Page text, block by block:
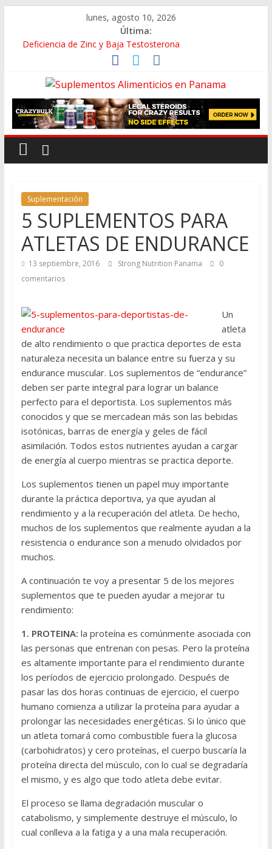
lunes, agosto 10, 2026
Última:
Deficiencia de Zinc y Baja Testosterona
Beneficios de Caminar En Vez de Correr
Rutina de Alta Intensidad Para Músculo en las Pantorrillas
¡HOLA! – CÓMO ESTÁS? SOY LA ANSIEDAD
Suplementación
5 SUPLEMENTOS PARA
ATLETAS DE ENDURANCE
13 septiembre, 2016 Strong Nutrition Panama
0
comentarios
Un
atleta
de alto rendimiento o que practica deportes de esta
naturaleza necesita un balance entre su fuerza y su
endurance muscular. Los suplementos de “endurance”
deben ser parte integral para lograr un balance
perfecto para el deportista. Los suplementos más
conocidos y que se mercadean más son las bebidas
isotónicas, barras de energía y geles de fácil
asimilación. Todos estos nutrientes ayudan a cargar
de energía al cuerpo mientras se practica deporte.
Los suplementos tienen un papel muy importante
durante la práctica deportiva, ya que ayudan al
rendimiento y a la recuperación del atleta. De hecho,
muchos de los suplementos que realmente ayudan a la
resistencia o endurance son a menudo olvidados por
muchos.
A continuación te voy a presentar 5 de los mejores
suplementos que te pueden ayudar a mejorar tu
rendimiento:
1. PROTEINA: la proteína es comúnmente asociada con
las personas que entrenan con pesas. Pero la proteína
es altamente importante para el rendimiento durante
los períodos de ejercicio prolongado. Después de
pasar las dos horas continuas de ejercicio, el cuerpo
humano comienza a utilizar la proteína para ayudar a
prolongar las necesidades energéticas. Si lo único que
un atleta tomará como combustible fuera la glucosa
(carbohidratos) y cero proteínas, el cuerpo buscaría la
proteína directa del músculo, con lo cual se degradaría
el mismo, y es algo que todo atleta debe evitar.
El proceso se llama degradación muscular o
catabolismo, y simplemente destruye el músculo, lo
cual conlleva a la fatiga y a una mala recuperación.